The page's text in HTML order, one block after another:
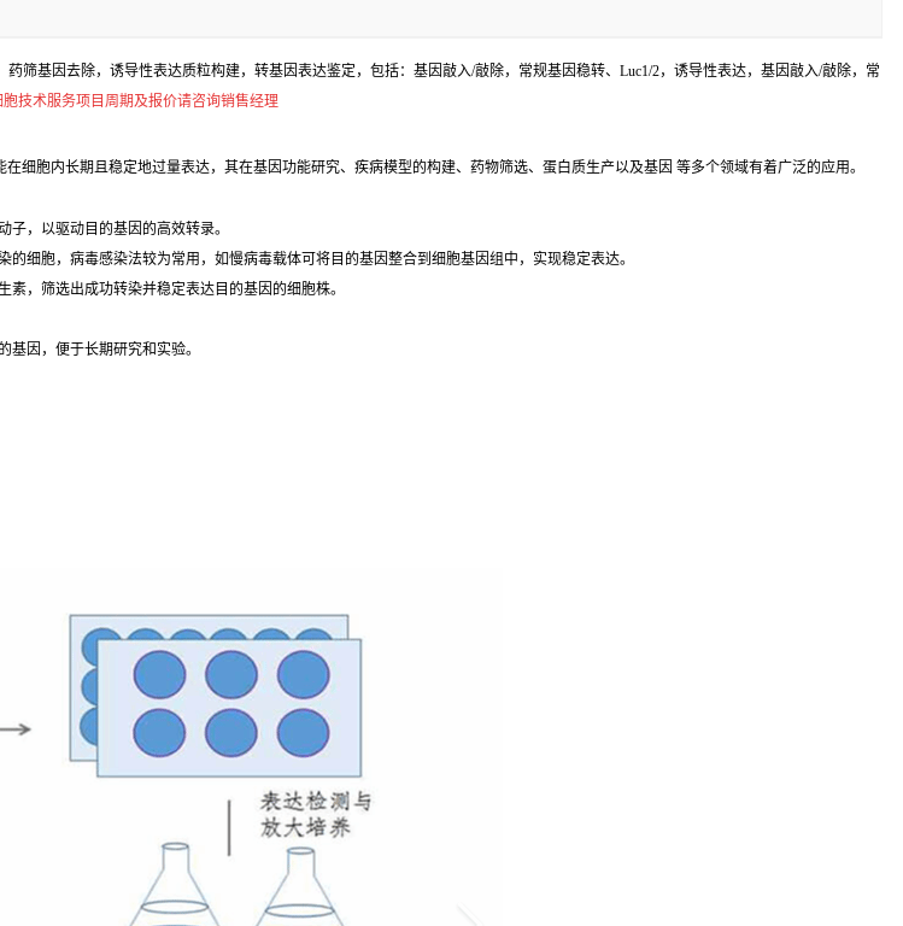
筛基因去除，诱导性表达质粒构建，转基因表达鉴定，包括：基因敲入/敲除，常规基因稳转、Luc1/2，诱导性表达，基因敲入/敲除，常
胞技术服务项目周期及报价请咨询销售经理
细胞内长期且稳定地过量表达，其在基因功能研究、疾病模型的构建、药物筛选、蛋白质生产以及基因 等多个领域有着广泛的应用。
，以驱动目的基因的高效转录。
细胞，病毒感染法较为常用，如慢病毒载体可将目的基因整合到细胞基因组中，实现稳定表达。
，筛选出成功转染并稳定表达目的基因的细胞株。
因，便于长期研究和实验。